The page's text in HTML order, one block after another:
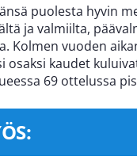
puolesta hyvin
ja valmiilta,
Kolmen vuoden
kaudet
69 ottelussa